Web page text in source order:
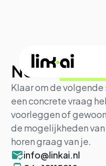
Neem
Klaar om de
een concrete vraag
voorleggen of
de mogelijkheden
horen graag van je.
info@linkai.nl